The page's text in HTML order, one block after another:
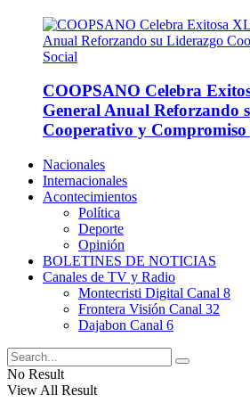
COOPSANO Celebra
General Anual Reforzando
Cooperativo y Compromiso
Nacionales
Internacionales
Acontecimientos
Política
Deporte
Opinión
BOLETINES DE NOTICIAS
Canales de TV y Radio
Montecristi Digital Canal 8
Frontera Visión Canal 32
Dajabon Canal 6
No Result
View All Result